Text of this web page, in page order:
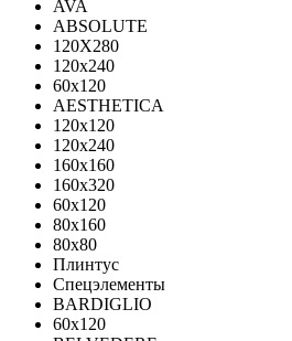
AVA
ABSOLUTE
120X280
120х240
60х120
AESTHETICA
120x120
120x240
160x160
160x320
60x120
80x160
80x80
Плинтус
Спецэлементы
BARDIGLIO
60x120